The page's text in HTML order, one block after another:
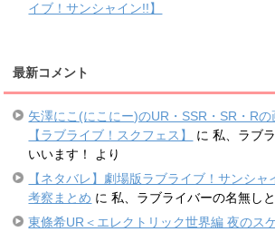
イブ！サンシャイン!!】
最新コメント
矢澤にこ(にこにー)のUR・SSR・SR・R
【ラブライブ！スクフェス】
に私、ラブ
いいます！
より
【ネタバレ】劇場版ラブライブ！サンシャ
考察まとめ に私、ラブライバーの名無し
東條希UR＜エレクトリック世界編 夜のス